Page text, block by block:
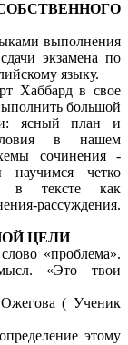
выполнения
экзамена по
языку.
Хаббард в свое
большой
ясный план и
в нашем
сочинения -
четко
в тексте как
рассуждения.
ЦЕЛИ
«проблема».
«Это твои
( Ученик
этому